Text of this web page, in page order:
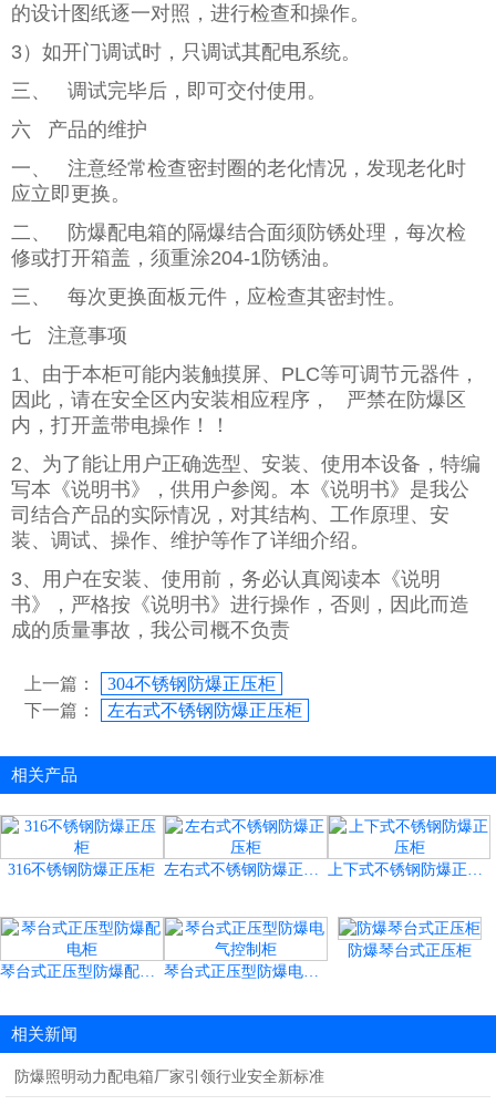
的设计图纸逐一对照，进行检查和操作。
3）如开门调试时，只调试其配电系统。
三、 调试完毕后，即可交付使用。
六 产品的维护
一、 注意经常检查密封圈的老化情况，发现老化时
应立即更换。
二、 防爆配电箱的隔爆结合面须防锈处理，每次检
修或打开箱盖，须重涂204-1防锈油。
三、 每次更换面板元件，应检查其密封性。
七 注意事项
1、由于本柜可能内装触摸屏、PLC等可调节元器件，
因此，请在安全区内安装相应程序， 严禁在防爆区
内，打开盖带电操作！！
2、为了能让用户正确选型、安装、使用本设备，特编
写本《说明书》，供用户参阅。本《说明书》是我公
司结合产品的实际情况，对其结构、工作原理、安
装、调试、操作、维护等作了详细介绍。
3、用户在安装、使用前，务必认真阅读本《说明
书》，严格按《说明书》进行操作，否则，因此而造
成的质量事故，我公司概不负责
上一篇：
304不锈钢防爆正压柜
下一篇：
左右式不锈钢防爆正压柜
相关产品
316不锈钢防爆正压柜
琴台式正压型防爆电气控制柜
防爆琴台式正压柜
相关新闻
防爆照明动力配电箱厂家引领行业安全新标准